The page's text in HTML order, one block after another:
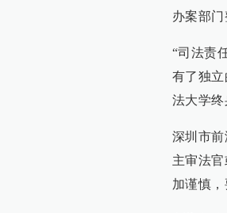
办案部门
“司法责
有了独
法大学终
深圳市
主审法
加谨慎